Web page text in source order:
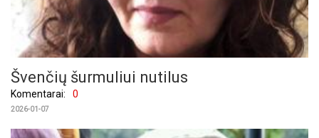
Švenčių šurmuliui nutilus
Komentarai: 0
2026-01-07